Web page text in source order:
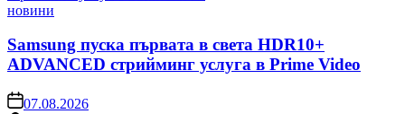
Posted
новини
Samsung пуска първата в света HDR10+
ADVANCED стрийминг услуга в Prime Video
on07.08.2026